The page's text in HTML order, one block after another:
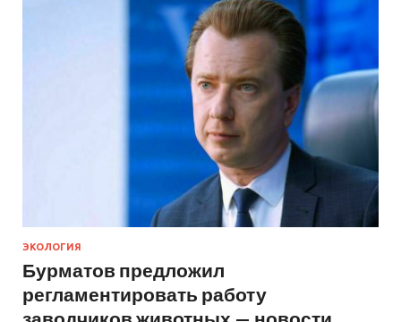
ЭКОЛОГИЯ
Бурматов предложил
регламентировать работу